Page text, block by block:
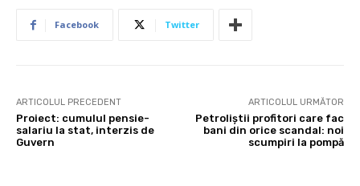
Facebook Twitter
ARTICOLUL PRECEDENT
Proiect: cumulul pensie-
salariu la stat, interzis de
Guvern
ARTICOLUL URMĂTOR
Petroliștii profitori care fac
bani din orice scandal: noi
scumpiri la pompă